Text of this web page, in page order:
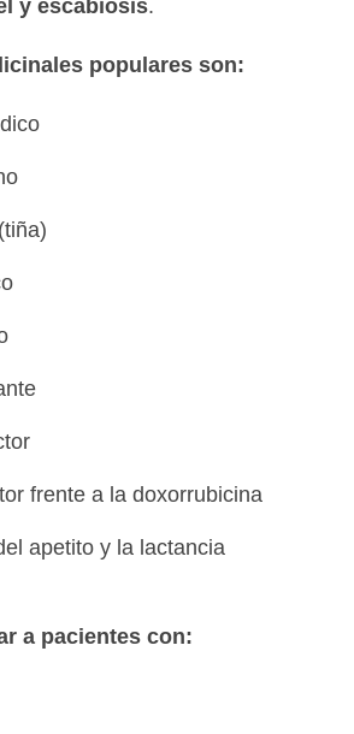
y escabiosis.
populares son:
frente a la doxorrubicina
apetito y la lactancia
a pacientes con: